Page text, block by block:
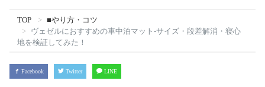
TOP
■やり方・コツ
ヴェゼルにおすすめの車中泊マット-サイズ・段差解消・寝心
地を検証してみた！
Facebook Twitter LINE